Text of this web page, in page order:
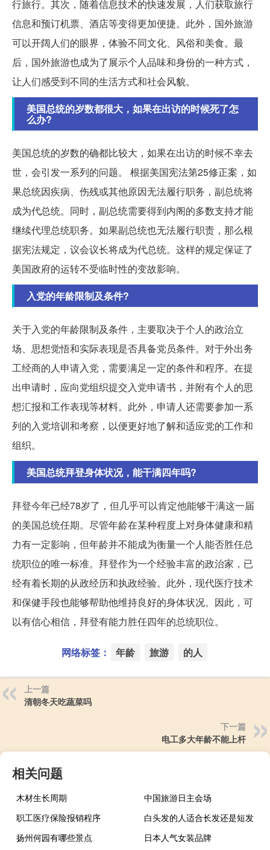
行旅行。其次，随着信息技术的快速发展，人们获取旅行
信息和预订机票、酒店等变得更加便捷。此外，国外旅游
可以开阔人们的眼界，体验不同文化、风俗和美食。最
后，国外旅游也成为了展示个人品味和身份的一种方式，
让人们感受到不同的生活方式和社会风貌。
美国总统的岁数都很大，如果在出访的时候死了怎
么办?
美国总统的岁数的确都比较大，如果在出访的时候不幸去
世，会引发一系列的问题。 根据美国宪法第25修正案，如
果总统因疾病、伤残或其他原因无法履行职务，副总统将
成为代总统。同时，副总统需要得到内阁的多数支持才能
继续代理总统职务。如果副总统也无法履行职责，那么根
据宪法规定，议会议长将成为代总统。这样的规定保证了
美国政府的运转不受临时性的变故影响。
入党的年龄限制及条件?
关于入党的年龄限制及条件，主要取决于个人的政治立
场、思想觉悟和实际表现是否具备党员条件。对于外出务
工经商的人申请入党，需要满足一定的条件和程序。在提
出申请时，应向党组织提交入党申请书，并附有个人的思
想汇报和工作表现等材料。此外，申请人还需要参加一系
列的入党培训和考察，以便更好地了解和适应党的工作和
组织。
美国总统拜登身体状况，能干满四年吗?
拜登今年已经78岁了，但几乎可以肯定他能够干满这一届
的美国总统任期。尽管年龄在某种程度上对身体健康和精
力有一定影响，但年龄并不能成为衡量一个人能否胜任总
统职位的唯一标准。拜登作为一个经验丰富的政治家，已
经有着长期的从政经历和执政经验。此外，现代医疗技术
和保健手段也能够帮助他维持良好的身体状况。因此，可
以有信心相信，拜登有能力胜任四年的总统职位。
网络标签： 年龄 旅游 的人
上一篇
清朝冬天吃蔬菜吗
下一篇
电工多大年龄不能上杆
相关问题
木材生长周期
中国旅游日主会场
职工医疗保险报销程序
白头发的人适合长发还是短发
扬州何园有哪些景点
日本人气女装品牌